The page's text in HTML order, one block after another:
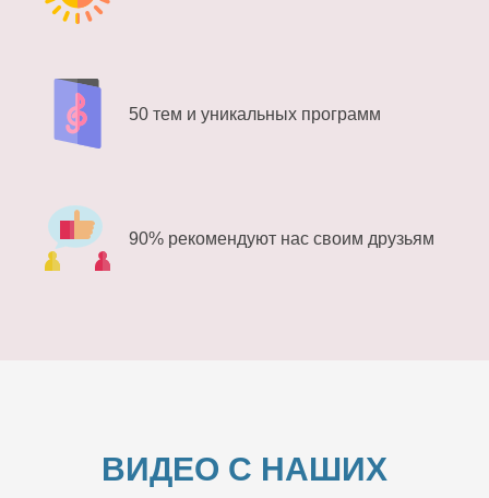
50 тем и уникальных программ
90% рекомендуют нас своим друзьям
ВИДЕО С НАШИХ